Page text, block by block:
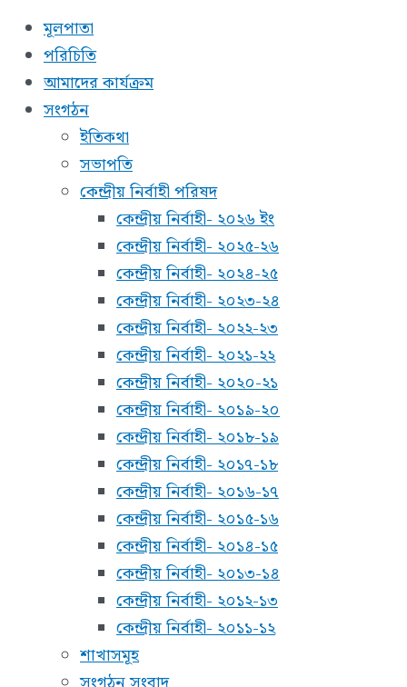
মূলপাতা
পরিচিতি
আমাদের কার্যক্রম
সংগঠন
ইতিকথা
সভাপতি
কেন্দ্রীয় নির্বাহী পরিষদ
কেন্দ্রীয় নির্বাহী- ২০২৬ ইং
কেন্দ্রীয় নির্বাহী- ২০২৫-২৬
কেন্দ্রীয় নির্বাহী- ২০২৪-২৫
কেন্দ্রীয় নির্বাহী- ২০২৩-২৪
কেন্দ্রীয় নির্বাহী- ২০২২-২৩
কেন্দ্রীয় নির্বাহী- ২০২১-২২
কেন্দ্রীয় নির্বাহী- ২০২০-২১
কেন্দ্রীয় নির্বাহী- ২০১৯-২০
কেন্দ্রীয় নির্বাহী- ২০১৮-১৯
কেন্দ্রীয় নির্বাহী- ২০১৭-১৮
কেন্দ্রীয় নির্বাহী- ২০১৬-১৭
কেন্দ্রীয় নির্বাহী- ২০১৫-১৬
কেন্দ্রীয় নির্বাহী- ২০১৪-১৫
কেন্দ্রীয় নির্বাহী- ২০১৩-১৪
কেন্দ্রীয় নির্বাহী- ২০১২-১৩
কেন্দ্রীয় নির্বাহী- ২০১১-১২
শাখাসমূহ